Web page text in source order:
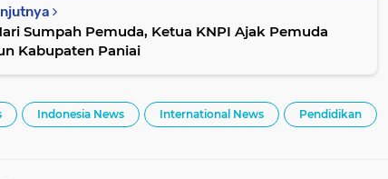
Sumpah Pemuda, Ketua KNPI Ajak Pemuda
Kabupaten Paniai
Indonesia News International News Pendidikan